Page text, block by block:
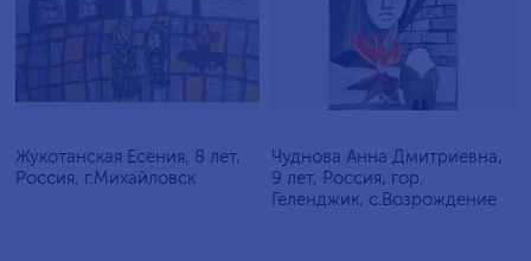
Жукотанская Есения, 8 лет,
Россия, г.Михайловск
Чуднова Анна Дмитриевна,
9 лет, Россия, гор.
Геленджик, с.Возрождение